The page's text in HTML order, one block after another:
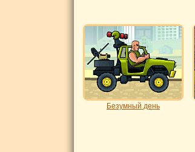
Безумный день